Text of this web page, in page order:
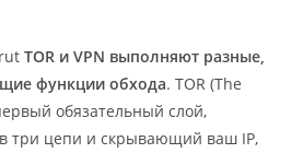
TOR и VPN выполняют разные,
функции обхода. TOR (The
обязательный слой,
три цепи и скрывающий ваш IP,